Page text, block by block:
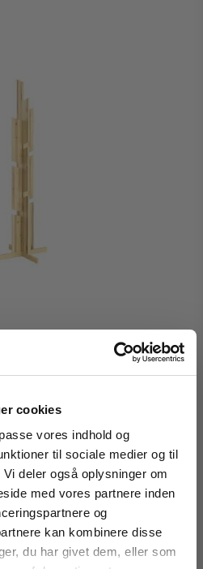
cookies
vores indhold og
til sociale medier og til
deler også oplysninger om
med vores partnere inden
og
kan kombinere disse
du har givet dem, eller som
Stand Raw 100
RABAT
i forvejen nedsatte varer eller på
fra Rocket
.